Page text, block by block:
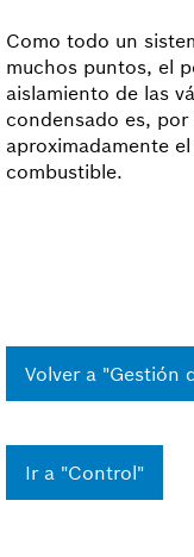
Como todo un
muchos puntos, el
aislamiento de las
condensado es,
aproximadamente
combustible.
Volver a "Gestión
Ir a "Control"